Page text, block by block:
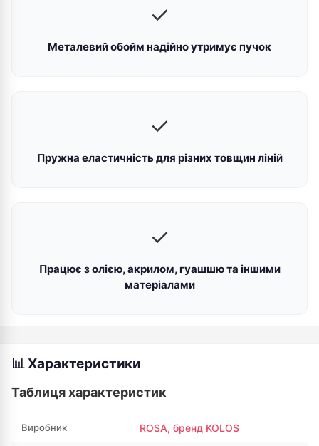
✓
Металевий обойм надійно утримує пучок
✓
Пружна еластичність для різних товщин ліній
✓
Працює з олією, акрилом, гуашшю та іншими
матеріалами
📊 Характеристики
Таблиця характеристик
Виробник ROSA, бренд KOLOS